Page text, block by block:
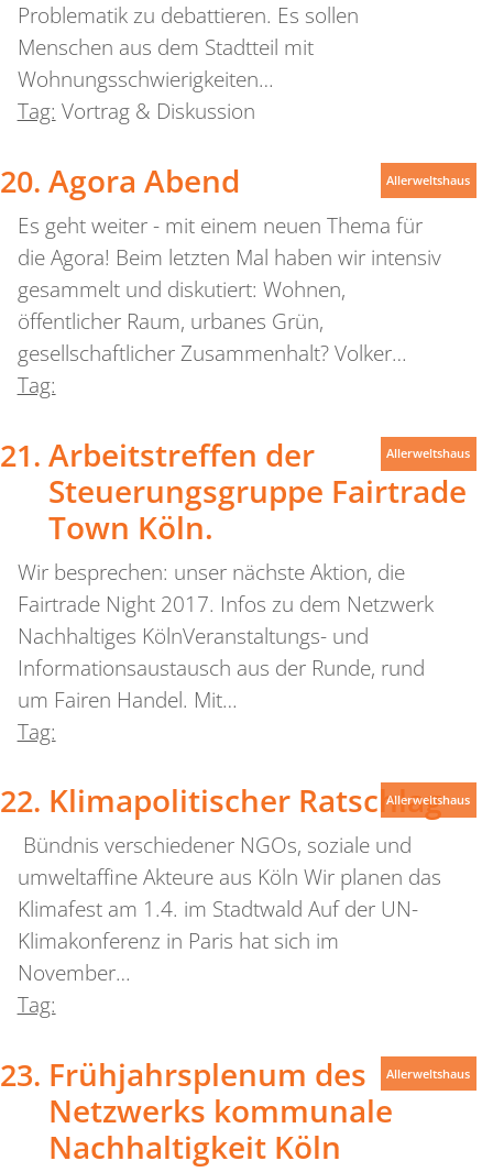
Problematik zu debattieren. Es sollen
Menschen aus dem Stadtteil mit
Wohnungsschwierigkeiten…
Tag: Vortrag & Diskussion
Agora Abend
Es geht weiter - mit einem neuen Thema für
die Agora! Beim letzten Mal haben wir intensiv
gesammelt und diskutiert: Wohnen,
öffentlicher Raum, urbanes Grün,
gesellschaftlicher Zusammenhalt? Volker…
Tag:
Allerweltshaus
Arbeitstreffen der
Steuerungsgruppe Fairtrade
Town Köln.
Wir besprechen: unser nächste Aktion, die
Fairtrade Night 2017. Infos zu dem Netzwerk
Nachhaltiges KölnVeranstaltungs- und
Informationsaustausch aus der Runde, rund
um Fairen Handel. Mit…
Tag:
Allerweltshaus
Klimapolitischer Ratschlag
Bündnis verschiedener NGOs, soziale und
umweltaffine Akteure aus Köln Wir planen das
Klimafest am 1.4. im Stadtwald Auf der UN-
Klimakonferenz in Paris hat sich im
November…
Tag:
Allerweltshaus
Frühjahrsplenum des
Netzwerks kommunale
Nachhaltigkeit Köln
Allerweltshaus